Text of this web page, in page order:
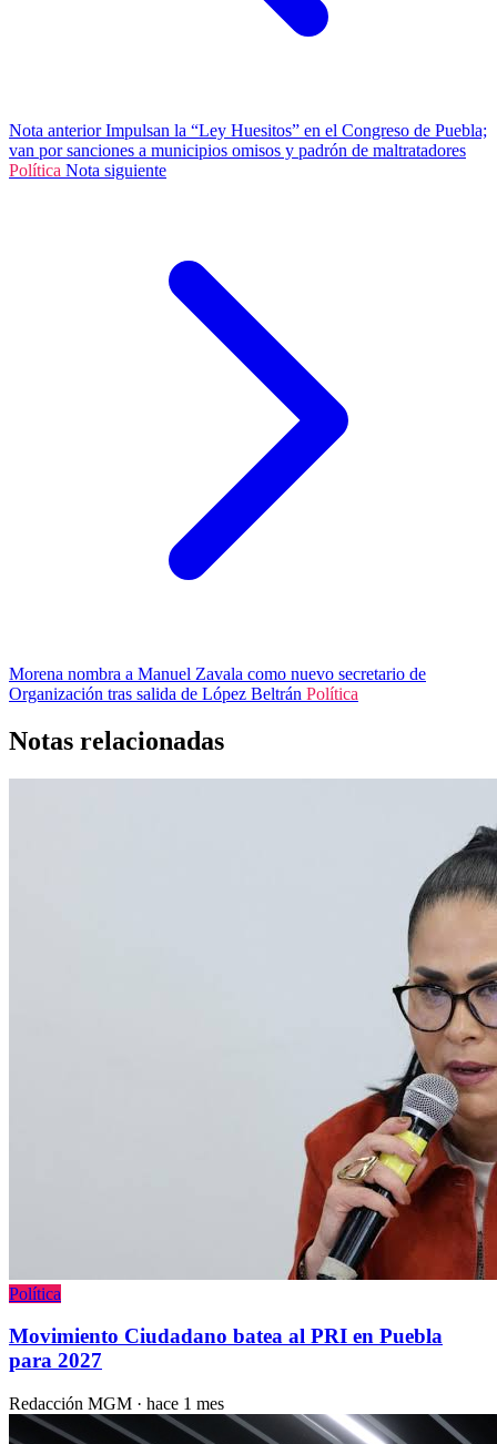
Nota anteriorImpulsan la “Ley Huesitos” en el Congreso de Puebla;
van por sanciones a municipios omisos y padrón de maltratadores
Política Nota siguiente
Morena nombra a Manuel Zavala como nuevo secretario de
Organización tras salida de López Beltrán Política
Notas relacionadas
Política
Movimiento Ciudadano batea al PRI en Puebla
para 2027
Redacción MGM · hace 1 mes